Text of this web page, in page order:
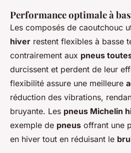
Performance optimale à
Les composés de caoutchouc
hiver restent flexibles à basse
contrairement aux pneus
durcissent et perdent de leur
flexibilité assure une meilleure
réduction des vibrations,
bruyante. Les pneus Michelin
exemple de pneus offrant une
en hiver tout en réduisant le